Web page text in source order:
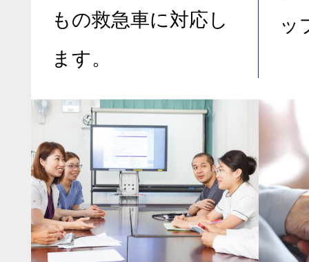
もの救急車に対応し
ます。
ッ